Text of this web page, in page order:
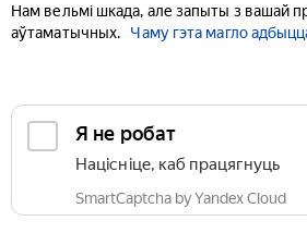
Нам вельмі шкада, але запыты з вашай
аўтаматычных.
Чаму гэта магло
Я не робат
Націсніце, каб працягнуць
SmartCaptcha by Yandex Cloud